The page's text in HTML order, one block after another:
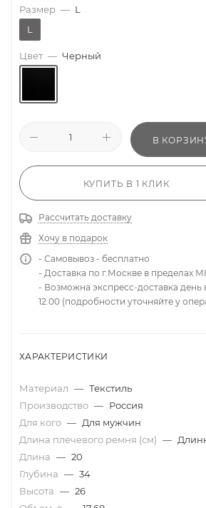
Размер — L
L
Цвет — Черный
В
КУПИТЬ В 1 КЛИК
Рассчитать доставку
Хочу в подарок
- Самовывоз - бесплатно
- Доставка по г.Москве в пределах
- Возможна экспресс-доставка день
12.00 (подробности уточняйте у
ХАРАКТЕРИСТИКИ
Материал — Текстиль
Производство — Россия
Для кого — Для мужчин
Длина плечевого ремня (см) —
Длина — 20
Глубина — 34
Высота — 26